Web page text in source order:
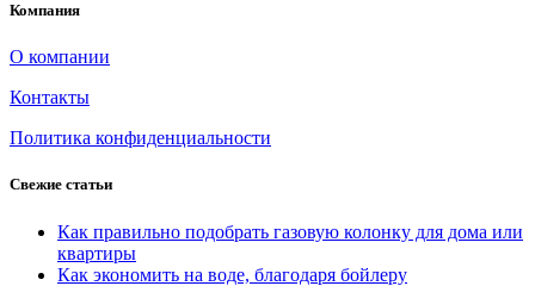
Компания
О компании
Контакты
Политика конфиденциальности
Свежие статьи
Как правильно подобрать газовую колонку для дома или
квартиры
Как экономить на воде, благодаря бойлеру